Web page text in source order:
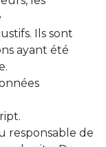
Ils sont
ayant été
responsable de